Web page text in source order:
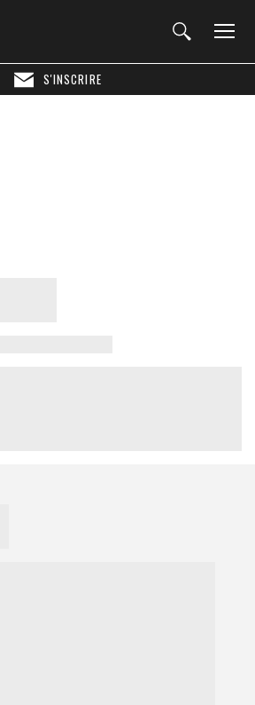
S'INSCRIRE